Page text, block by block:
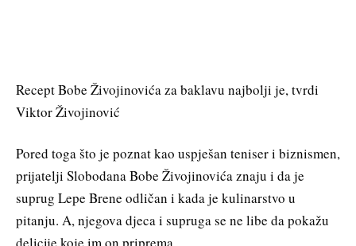
Recept Bobe Živojinovića za baklavu najbolji je, tvrdi
Viktor Živojinović
Pored toga što je poznat kao uspješan teniser i biznismen,
prijatelji Slobodana Bobe Živojinovića znaju i da je
suprug Lepe Brene odličan i kada je kulinarstvo u
pitanju. A, njegova djeca i supruga se ne libe da pokažu
delicije koje im on priprema.